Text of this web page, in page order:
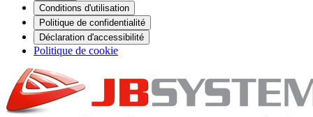
Conditions d'utilisation
Politique de confidentialité
Déclaration d'accessibilité
Politique de cookie